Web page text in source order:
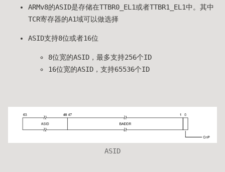
ARMv8的ASID是存储在TTBR0_EL1或者TTBR1_EL1中。其中
TCR寄存器的A1域可以做选择
ASID支持8位或者16位
8位宽的ASID，最多支持256个ID
16位宽的ASID，支持65536个ID
ASID